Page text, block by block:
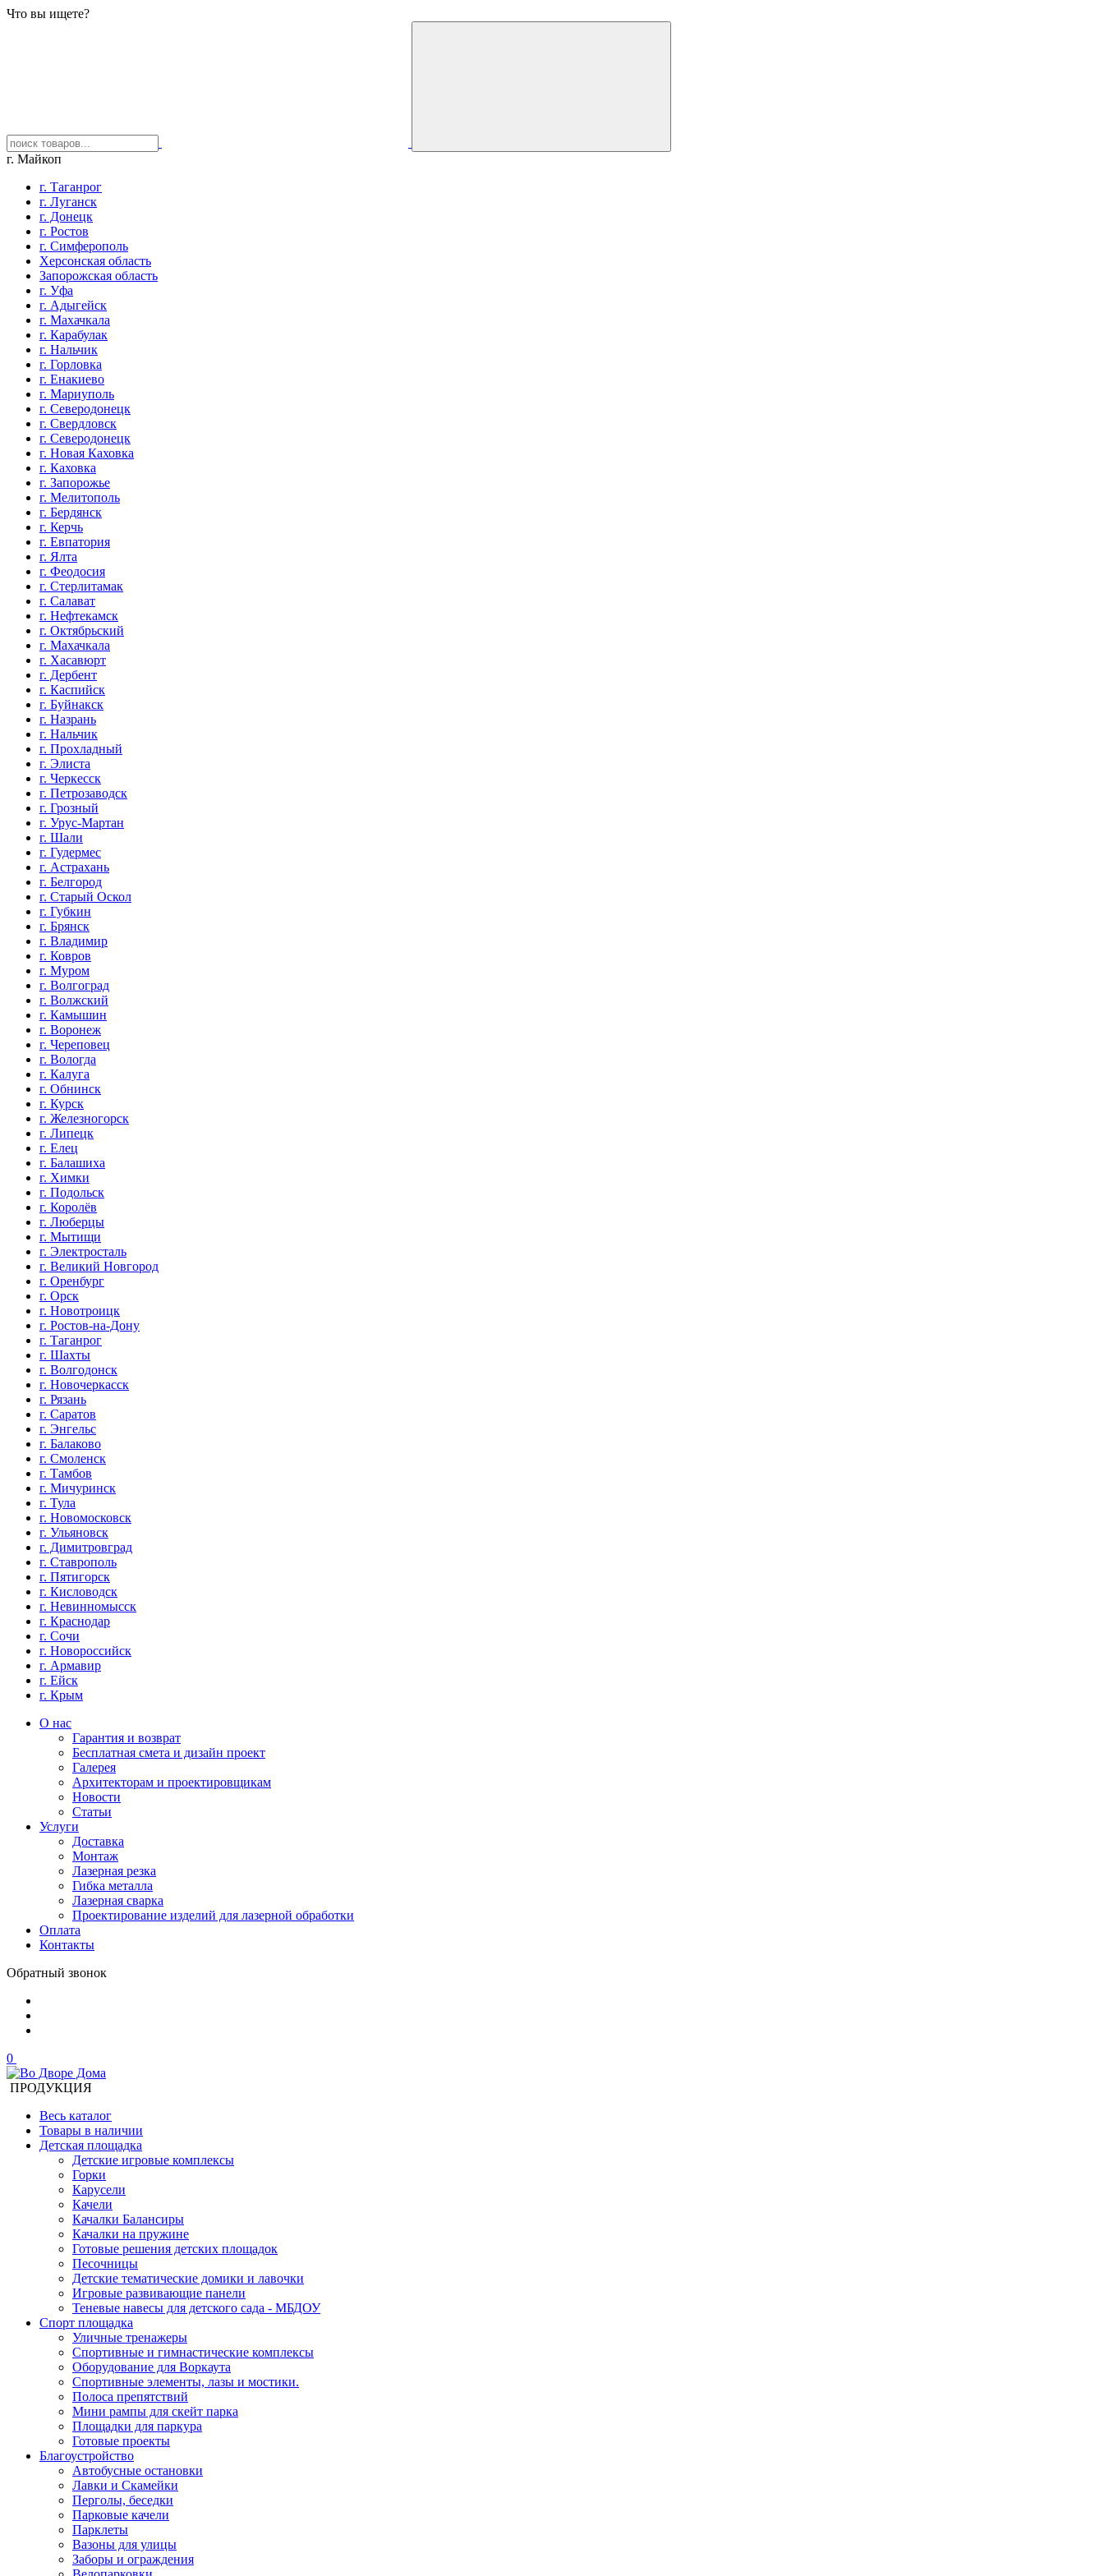
Что вы ищете?
г. Майкоп
г. Таганрог
г. Луганск
г. Донецк
г. Ростов
г. Симферополь
Херсонская область
Запорожская область
г. Уфа
г. Адыгейск
г. Махачкала
г. Карабулак
г. Нальчик
г. Горловка
г. Енакиево
г. Мариуполь
г. Северодонецк
г. Свердловск
г. Северодонецк
г. Новая Каховка
г. Каховка
г. Запорожье
г. Мелитополь
г. Бердянск
г. Керчь
г. Евпатория
г. Ялта
г. Феодосия
г. Стерлитамак
г. Салават
г. Нефтекамск
г. Октябрьский
г. Махачкала
г. Хасавюрт
г. Дербент
г. Каспийск
г. Буйнакск
г. Назрань
г. Нальчик
г. Прохладный
г. Элиста
г. Черкесск
г. Петрозаводск
г. Грозный
г. Урус-Мартан
г. Шали
г. Гудермес
г. Астрахань
г. Белгород
г. Старый Оскол
г. Губкин
г. Брянск
г. Владимир
г. Ковров
г. Муром
г. Волгоград
г. Волжский
г. Камышин
г. Воронеж
г. Череповец
г. Вологда
г. Калуга
г. Обнинск
г. Курск
г. Железногорск
г. Липецк
г. Елец
г. Балашиха
г. Химки
г. Подольск
г. Королёв
г. Люберцы
г. Мытищи
г. Электросталь
г. Великий Новгород
г. Оренбург
г. Орск
г. Новотроицк
г. Ростов-на-Дону
г. Таганрог
г. Шахты
г. Волгодонск
г. Новочеркасск
г. Рязань
г. Саратов
г. Энгельс
г. Балаково
г. Смоленск
г. Тамбов
г. Мичуринск
г. Тула
г. Новомосковск
г. Ульяновск
г. Димитровград
г. Ставрополь
г. Пятигорск
г. Кисловодск
г. Невинномысск
г. Краснодар
г. Сочи
г. Новороссийск
г. Армавир
г. Ейск
г. Крым
О нас
Гарантия и возврат
Бесплатная смета и дизайн проект
Галерея
Архитекторам и проектировщикам
Новости
Статьи
Услуги
Доставка
Монтаж
Лазерная резка
Гибка металла
Лазерная сварка
Проектирование изделий для лазерной обработки
Оплата
Контакты
Обратный звонок
0
ПРОДУКЦИЯ
Весь каталог
Товары в наличии
Детская площадка
Детские игровые комплексы
Горки
Карусели
Качели
Качалки Балансиры
Качалки на пружине
Готовые решения детских площадок
Песочницы
Детские тематические домики и лавочки
Игровые развивающие панели
Теневые навесы для детского сада - МБДОУ
Спорт площадка
Уличные тренажеры
Спортивные и гимнастические комплексы
Оборудование для Воркаута
Спортивные элементы, лазы и мостики.
Полоса препятствий
Мини рампы для скейт парка
Площадки для паркура
Готовые проекты
Благоустройство
Автобусные остановки
Лавки и Скамейки
Перголы, беседки
Парковые качели
Парклеты
Вазоны для улицы
Заборы и ограждения